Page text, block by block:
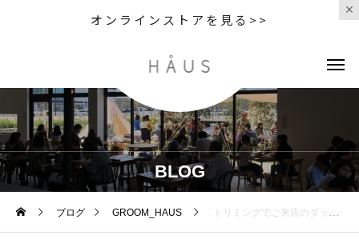
オンラインストアを見る>>
BLOG
ブログ GROOM_HAUS . トリミングでご来店のダックスのココアちゃんです☃️ . 緊張のご来店のココアちゃん お母さんからなか